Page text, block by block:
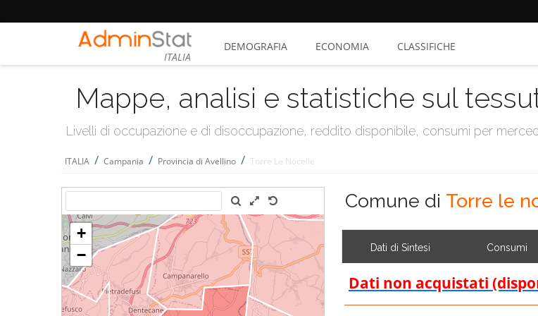
ITALIA
DEMOGRAFIA ECONOMIA CLASSIFICHE
Mappe, analisi e statistiche sul
Livelli di occupazione e di disoccupazione, reddito disponibile, consumi per
ITALIA / Campania / Provincia di Avellino / Torre Le Nocelle
Comune di Torre le
Dati di Sintesi Consumi
Dati non acquistati